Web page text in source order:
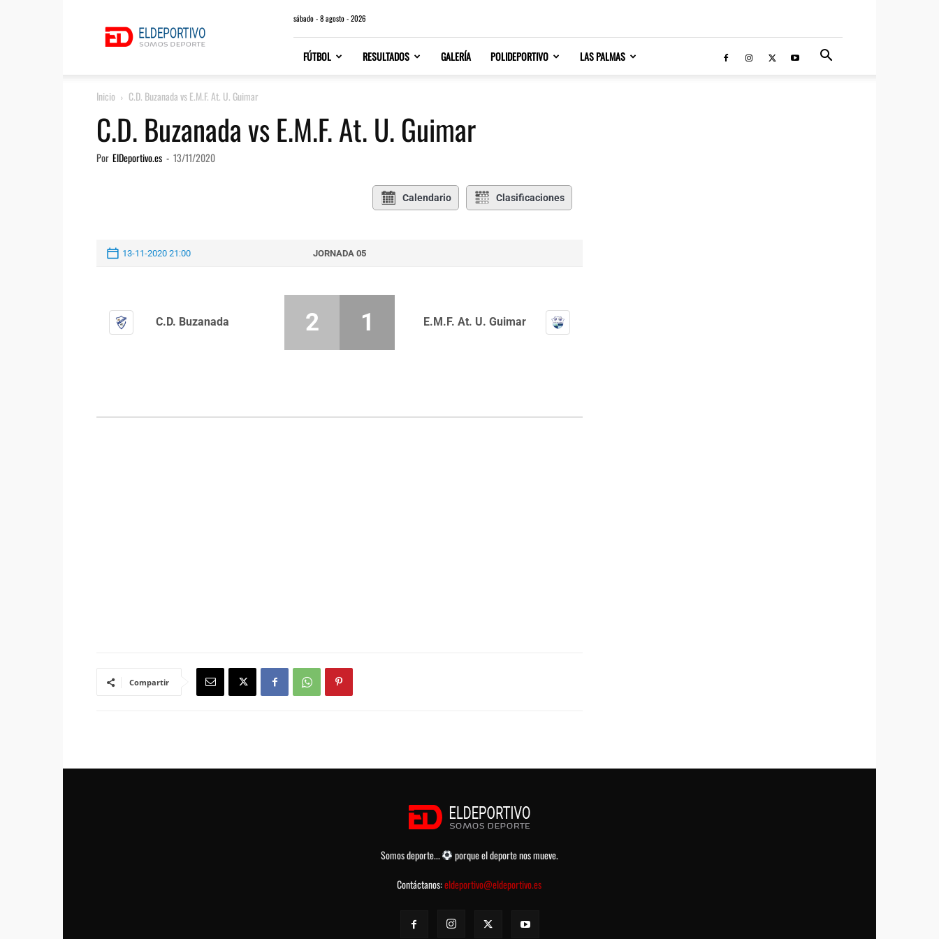
sábado - 8 agosto - 2026
FÚTBOL RESULTADOS GALERÍA POLIDEPORTIVO LAS PALMAS
Inicio C.D. Buzanada vs E.M.F. At. U. Guimar
C.D. Buzanada vs E.M.F. At. U. Guimar
Por ElDeportivo.es - 13/11/2020
Calendario Clasificaciones
13-11-2020 21:00 JORNADA 05
C.D. Buzanada E.M.F. At. U. Guimar
2 1
Compartir
Somos deporte...
porque el deporte nos mueve.
Contáctanos:eldeportivo@eldeportivo.es